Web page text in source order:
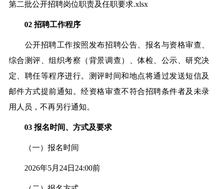
第二批公开招聘岗位职责及任职要求.xlsx
02 招聘工作程序
公开招聘工作按照发布招聘公告、报名与资格审查、
综合测评、组织考察（背景调查）、体检、公示、研究决
定、聘任等程序进行。测评时间和地点将通过发送短信及
邮件方式提前通知。经资格审查不符合招聘条件者及未录
用人员，不再另行通知。
03 报名时间、方式及要求
（一）报名时间
2026年5月24日24:00前